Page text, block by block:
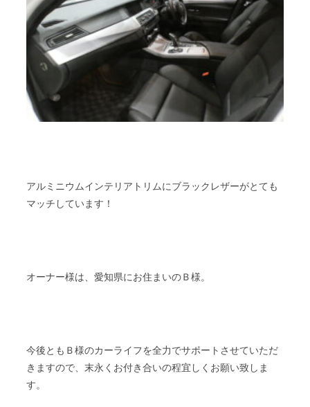
アルミニウムインテリアトリムにブラックレザーがとても
マッチしています！
オーナー様は、愛知県にお住まいのＢ様。
今後ともＢ様のカーライフを全力でサポートさせていただ
きますので、末永くお付き合いの程宜しくお願い致しま
す。